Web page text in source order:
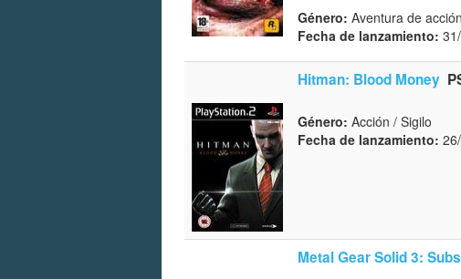
Género: Aventura de
Fecha de lanzamiento:
Hitman: Blood Money
Género: Acción / Sigilo
Fecha de lanzamiento:
Metal Gear Solid 3: